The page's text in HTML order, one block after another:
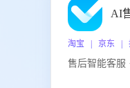
AI
淘宝 | 京东 |